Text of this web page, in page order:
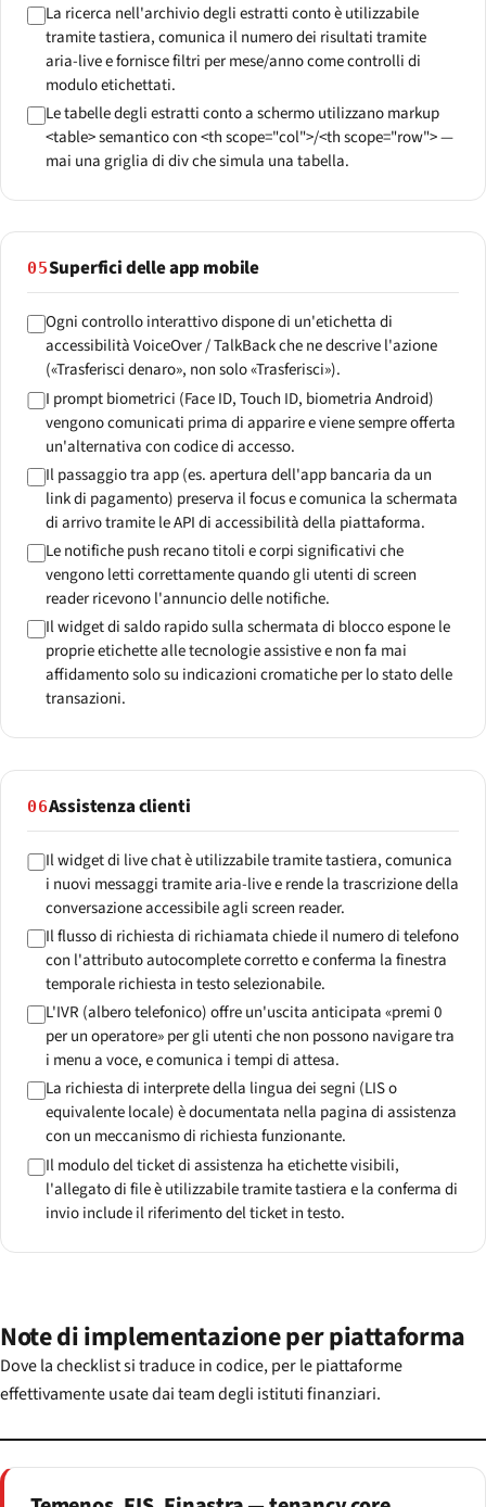
La ricerca nell'archivio degli estratti conto è utilizzabile
tramite tastiera, comunica il numero dei risultati tramite
aria-live e fornisce filtri per mese/anno come controlli di
modulo etichettati.
Le tabelle degli estratti conto a schermo utilizzano markup
<table> semantico con <th scope="col">/<th scope="row"> —
mai una griglia di div che simula una tabella.
05Superfici delle app mobile
Ogni controllo interattivo dispone di un'etichetta di
accessibilità VoiceOver / TalkBack che ne descrive l'azione
(«Trasferisci denaro», non solo «Trasferisci»).
I prompt biometrici (Face ID, Touch ID, biometria Android)
vengono comunicati prima di apparire e viene sempre offerta
un'alternativa con codice di accesso.
Il passaggio tra app (es. apertura dell'app bancaria da un
link di pagamento) preserva il focus e comunica la schermata
di arrivo tramite le API di accessibilità della piattaforma.
Le notifiche push recano titoli e corpi significativi che
vengono letti correttamente quando gli utenti di screen
reader ricevono l'annuncio delle notifiche.
Il widget di saldo rapido sulla schermata di blocco espone le
proprie etichette alle tecnologie assistive e non fa mai
affidamento solo su indicazioni cromatiche per lo stato delle
transazioni.
06Assistenza clienti
Il widget di live chat è utilizzabile tramite tastiera, comunica
i nuovi messaggi tramite aria-live e rende la trascrizione della
conversazione accessibile agli screen reader.
Il flusso di richiesta di richiamata chiede il numero di telefono
con l'attributo autocomplete corretto e conferma la finestra
temporale richiesta in testo selezionabile.
L'IVR (albero telefonico) offre un'uscita anticipata «premi 0
per un operatore» per gli utenti che non possono navigare tra
i menu a voce, e comunica i tempi di attesa.
La richiesta di interprete della lingua dei segni (LIS o
equivalente locale) è documentata nella pagina di assistenza
con un meccanismo di richiesta funzionante.
Il modulo del ticket di assistenza ha etichette visibili,
l'allegato di file è utilizzabile tramite tastiera e la conferma di
invio include il riferimento del ticket in testo.
Note di implementazione per piattaforma
Dove la checklist si traduce in codice, per le piattaforme
effettivamente usate dai team degli istituti finanziari.